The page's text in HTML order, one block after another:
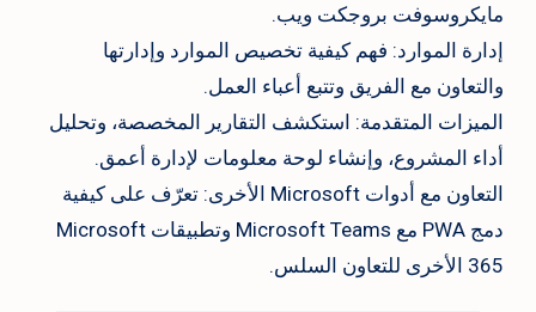
مايكروسوفت بروجكت ويب.
إدارة الموارد: فهم كيفية تخصيص الموارد وإدارتها
والتعاون مع الفريق وتتبع أعباء العمل.
الميزات المتقدمة: استكشف التقارير المخصصة، وتحليل
أداء المشروع، وإنشاء لوحة معلومات لإدارة أعمق.
التعاون مع أدوات Microsoft الأخرى: تعرّف على كيفية
دمج PWA مع Microsoft Teams وتطبيقات Microsoft
365 الأخرى للتعاون السلس.